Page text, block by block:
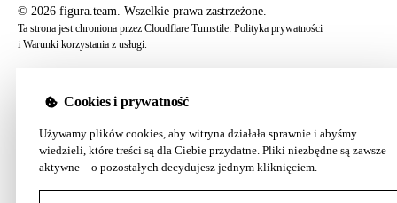
© 2026 figura.team. Wszelkie prawa zastrzeżone.
Ta strona jest chroniona przez Cloudflare Turnstile: Polityka prywatności
i Warunki korzystania z usługi.
Cookies i prywatność
Używamy plików cookies, aby witryna działała sprawnie i abyśmy
wiedzieli, które treści są dla Ciebie przydatne. Pliki niezbędne są zawsze
aktywne – o pozostałych decydujesz jednym kliknięciem.